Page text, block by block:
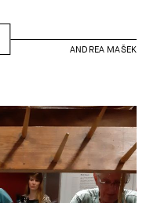
ANDREA MAŠEK